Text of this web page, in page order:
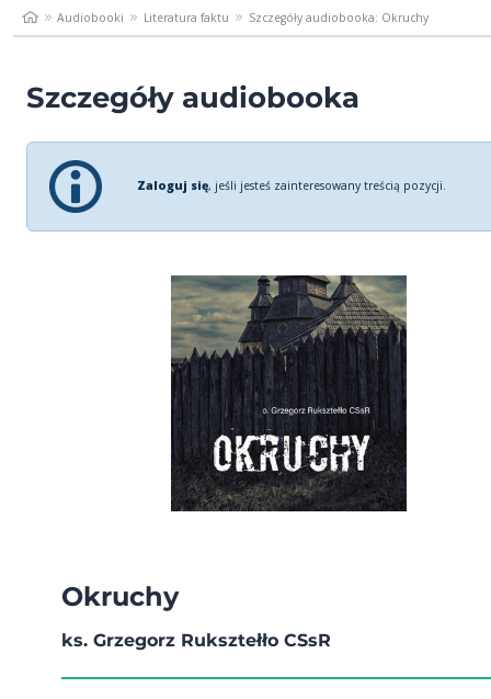
Audiobooki Literatura faktu Szczegóły audiobooka: Okruchy
Szczegóły audiobooka
Zaloguj się, jeśli jesteś zainteresowany treścią pozycji.
Okruchy
ks. Grzegorz Ruksztełło CSsR